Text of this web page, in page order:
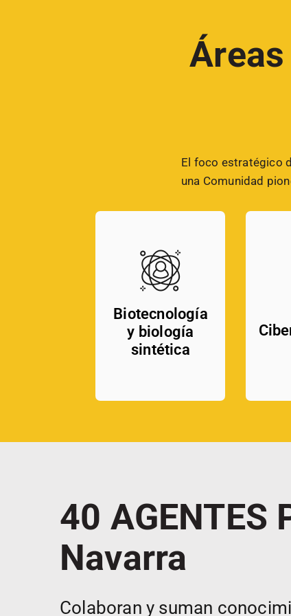
El foco estratégico
una Comunidad
Biotecnología
y biología
sintética
40 AGENTES
Navarra
Colaboran y suman